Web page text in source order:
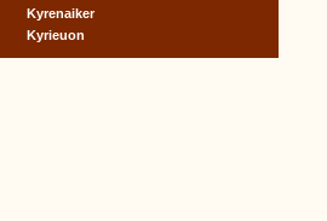
Kyrenaiker
Kyrieuon